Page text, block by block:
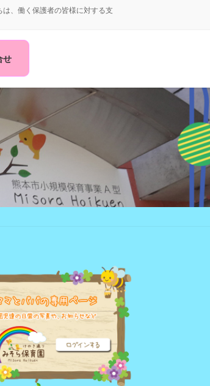
、働く保護者の皆様に対する支
せ